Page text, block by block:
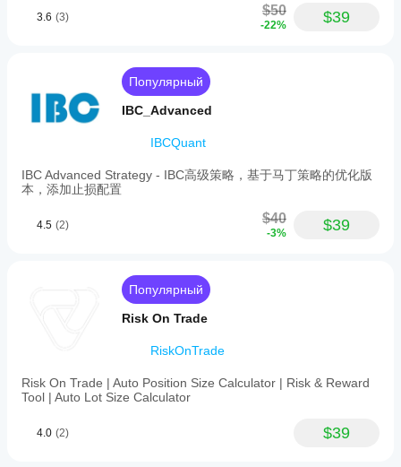
3.6 (3) $50
-22% $39
Популярный
IBC_Advanced
IBCQuant
IBC Advanced Strategy - IBC高级策略，基于马丁策略的优化版
本，添加止损配置
4.5 (2) $40
-3% $39
Популярный
Risk On Trade
RiskOnTrade
Risk On Trade | Auto Position Size Calculator | Risk & Reward
Tool | Auto Lot Size Calculator
4.0 (2) $39